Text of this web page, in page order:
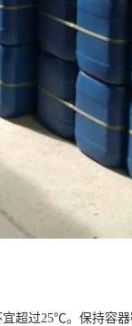
超过25℃。保持容